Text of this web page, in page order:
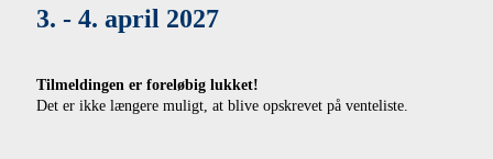
3. - 4. april 2027
Tilmeldingen er foreløbig lukket!
Det er ikke længere muligt, at blive opskrevet på venteliste.